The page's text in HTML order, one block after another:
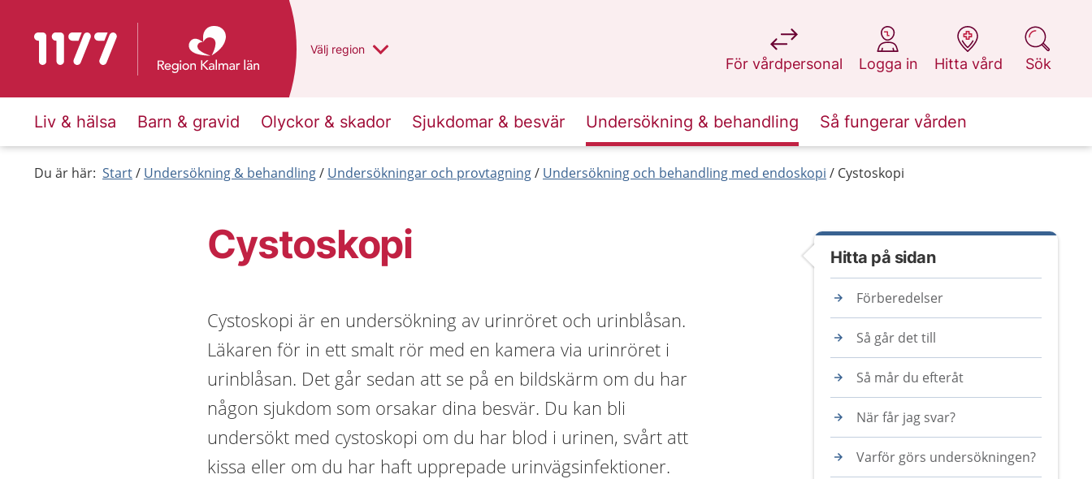
Till startsidan för 1177 Du har valt region
Välj en annan
region
För vårdpersonal
på 1177.se
Logga in
på 1177.se
Hitta vård
på 1177.se
Sök
på 1177.se
Liv & hälsa Barn & gravid Olyckor & skador Sjukdomar & besvär Undersökning & behandling Så fungerar vården
Du är här: Start Undersökning & behandling Undersökningar och provtagning Undersökning och behandling med endoskopi Cystoskopi
Cystoskopi
Cystoskopi är en undersökning av urinröret och urinblåsan.
Läkaren för in ett smalt rör med en kamera via urinröret i
urinblåsan. Det går sedan att se på en bildskärm om du har
någon sjukdom som orsakar dina besvär. Du kan bli
undersökt med cystoskopi om du har blod i urinen, svårt att
kissa eller om du har haft upprepade urinvägsinfektioner.
Hitta på sidan
Förberedelser
Så går det till
Så mår du efteråt
När får jag svar?
Varför görs undersökningen?